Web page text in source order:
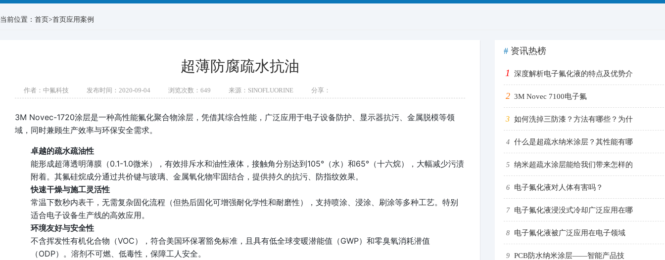
当前位置： 首页>首页应用案例
超薄防腐疏水抗油
作者：中氟科技 发布时间：2020-09-04 浏览次数： 649 来源：SINOFLUORINE 分享：
3M Novec-1720涂层是一种高性能氟化聚合物涂层， 凭借其综合性能，广泛应用于电子设备防护、显示器抗污、金属脱模等领
域，同时兼顾生产效率与环保安全需求。
卓越的疏水疏油性
能形成超薄透明薄膜（0.1-1.0微米），有效排斥水和油性液体，接触角分别达到105°（水）和65°（十六烷），大幅减少污渍
附着。其氟硅烷成分通过共价键与玻璃、金属氧化物牢固结合，提供持久的抗污、防指纹效果。
快速干燥与施工灵活性
常温下数秒内表干，无需复杂固化流程（但热后固化可增强耐化学性和耐磨性），支持喷涂、浸涂、刷涂等多种工艺。特别
适合电子设备生产线的高效应用。
环境友好与安全性
不含挥发性有机化合物（VOC），符合美国环保署豁免标准，且具有低全球变暖潜能值（GWP）和零臭氧消耗潜值
（ODP）。溶剂不可燃、低毒性，保障工人安全。
# 资讯热榜
1 深度解析电子氟化液的特点及优势介
2 3M Novec 7100电子氟
3 如何洗掉三防漆？方法有哪些？为什
4 什么是超疏水纳米涂层？其性能有哪
5 纳米超疏水涂层能给我们带来怎样的
6 电子氟化液对人体有害吗？
7 电子氟化液浸没式冷却广泛应用在哪
8 电子氟化液被广泛应用在电子领域
9 PCB防水纳米涂层——智能产品技